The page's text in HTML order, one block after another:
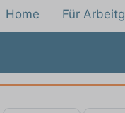
Home Für